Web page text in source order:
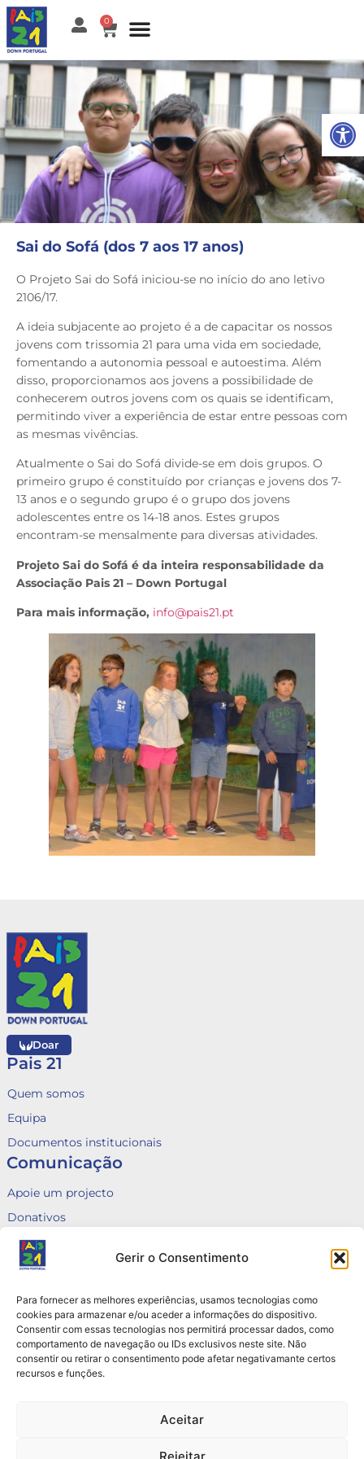
Gerir o Consentimento
Para fornecer as melhores experiências, usamos tecnologias como
cookies para armazenar e/ou aceder a informações do dispositivo.
Consentir com essas tecnologias nos permitirá processar dados, como
comportamento de navegação ou IDs exclusivos neste site. Não
consentir ou retirar o consentimento pode afetar negativamante certos
recursos e funções.
Aceitar
Rejeitar
0
Sai do Sofá (dos 7 aos 17 anos)
O Projeto Sai do Sofá iniciou-se no início do ano letivo
2106/17.
A ideia subjacente ao projeto é a de capacitar os nossos
jovens com trissomia 21 para uma vida em sociedade,
fomentando a autonomia pessoal e autoestima. Além
disso, proporcionamos aos jovens a possibilidade de
conhecerem outros jovens com os quais se identificam,
permitindo viver a experiência de estar entre pessoas com
as mesmas vivências.
Atualmente o Sai do Sofá divide-se em dois grupos. O
primeiro grupo é constituído por crianças e jovens dos 7-
13 anos e o segundo grupo é o grupo dos jovens
adolescentes entre os 14-18 anos. Estes grupos
encontram-se mensalmente para diversas atividades.
Projeto Sai do Sofá é da inteira responsabilidade da
Associação Pais 21 – Down Portugal
Para mais informação, info@pais21.pt
Doar
Pais 21
Quem somos
Equipa
Documentos institucionais
Comunicação
Apoie um projecto
Donativos
Fale connosco
Voluntariado
Queixas
Contactos
Rua do Arco do Marquês de Alegrete nº6, 3B e 3C
1110 — 034 Lisboa
info@pais21.pt | direcao@pais21.pt